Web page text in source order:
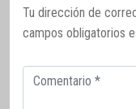
Tu dirección de
campos obligatorios
Comentario